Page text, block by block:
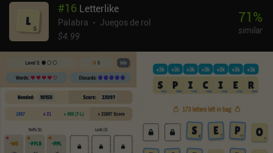
#16 Letterlike
Palabra
Juegos de rol
$4.99
71%
similar